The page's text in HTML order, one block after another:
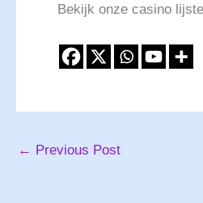
Bekijk onze casino
← Previous Post